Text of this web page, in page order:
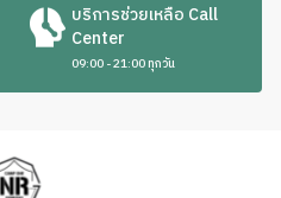
บริการช่วยเหลือ Call
Center
09:00 - 21:00 ทุกวัน